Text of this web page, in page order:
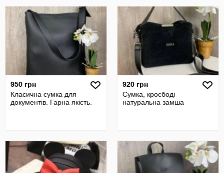
950 грн
Класична сумка для
документів. Гарна якість.
920 грн
Сумка, кросбоді
натуральна замша